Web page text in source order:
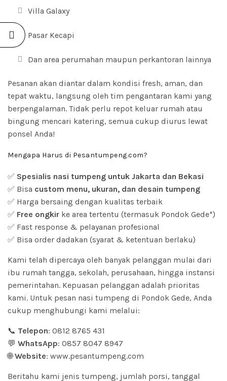
Villa Galaxy
Pasar Kecapi
Dan area perumahan maupun perkantoran lainnya
Pesanan akan diantar dalam kondisi fresh, aman, dan
tepat waktu, langsung oleh tim pengantaran kami yang
berpengalaman. Tidak perlu repot keluar rumah atau
bingung mencari katering, semua cukup diurus lewat
ponsel Anda!
Mengapa Harus di Pesantumpeng.com?
✅ Spesialis nasi tumpeng untuk Jakarta dan Bekasi
✅ Bisa custom menu, ukuran, dan desain tumpeng
✅ Harga bersaing dengan kualitas terbaik
✅ Free ongkir ke area tertentu (termasuk Pondok Gede*)
✅ Fast response & pelayanan profesional
✅ Bisa order dadakan (syarat & ketentuan berlaku)
Kami telah dipercaya oleh banyak pelanggan mulai dari
ibu rumah tangga, sekolah, perusahaan, hingga instansi
pemerintahan. Kepuasan pelanggan adalah prioritas
kami. Untuk pesan nasi tumpeng di Pondok Gede, Anda
cukup menghubungi kami melalui:
📞 Telepon: 0812 8765 431
💬 WhatsApp: 0857 8047 8947
🌐Website: www.pesantumpeng.com
Beritahu kami jenis tumpeng, jumlah porsi, tanggal